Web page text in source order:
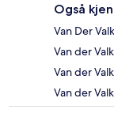
Også
Van Der
Van der
Van der
Van der